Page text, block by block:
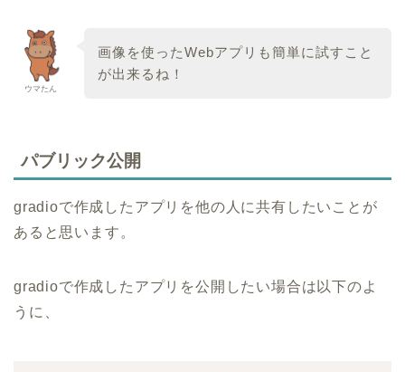
ウマたん
画像を使ったWebアプリも簡単に試すこと
が出来るね！
パブリック公開
gradioで作成したアプリを他の人に共有したいことが
あると思います。
gradioで作成したアプリを公開したい場合は以下のよ
うに、